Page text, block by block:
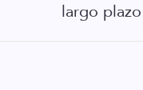
largo